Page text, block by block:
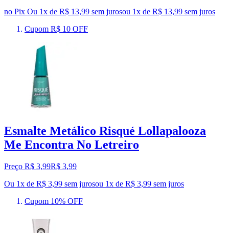
no Pix Ou 1x de R$ 13,99 sem jurosou 1x de R$ 13,99 sem juros
Cupom R$ 10 OFF
Esmalte Metálico Risqué Lollapalooza
Me Encontra No Letreiro
Preço R$ 3,99R$ 3,99
Ou 1x de R$ 3,99 sem jurosou 1x de R$ 3,99 sem juros
Cupom 10% OFF